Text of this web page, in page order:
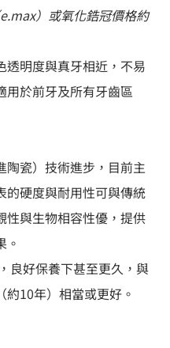
）或氧化鋯冠價格約
透明度與真牙相近，不易
用於前牙及所有牙齒區
陶瓷）技術進步，目前主
的硬度與耐用性可與傳統
性與生物相容性優，提供
。
良好保養下甚至更久，與
10年）相當或更好。